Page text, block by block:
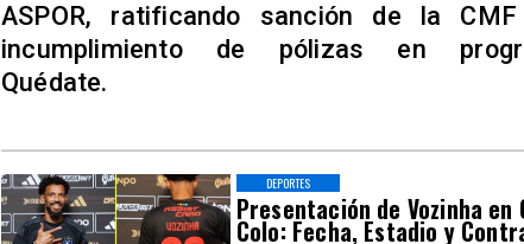
Presentación de Vozinha en
Colo: Fecha, Estadio y
DEPORTES
ASPOR, ratificando sanción de la
incumplimiento de pólizas en
Quédate.